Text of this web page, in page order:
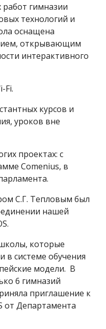
гимназии
технологий и
оснащена
открывающим
интерактивного
Fi.
курсов и
уроков вне
проектах: с
Comenius, в
С.Г. Тепловым был
нашей
которые
в системе обучения
модели. В
6 гимназий
приглашение к
от Департамента